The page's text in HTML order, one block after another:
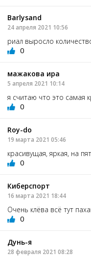
Barlysand
24 апреля 2021 10:56
риал выросло
0
мажакова ира
5 апреля 2021 10:14
я считаю что это самая
0
Roy-do
19 марта 2021 05:46
красивущая, яркая, на
0
Киберспорт
16 марта 2021 18:44
Очень клёва всё тут
0
Дунь-я
28 февраля 2021 08:28